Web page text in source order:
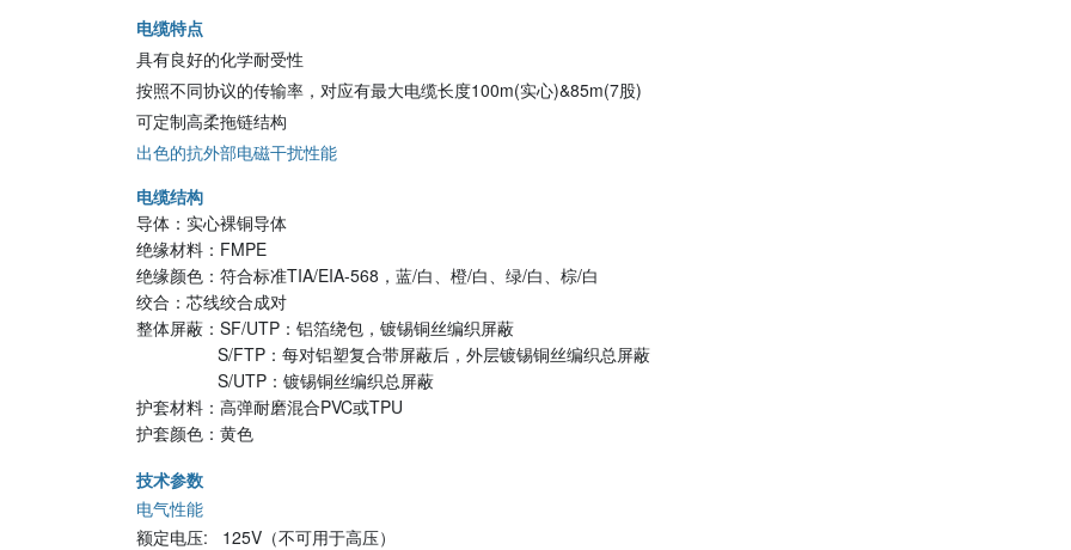
电缆特点
具有良好的化学耐受性
按照不同协议的传输率，对应有最大电缆长度100m(实心)&85m(7股)
可定制高柔拖链结构
出色的抗外部电磁干扰性能
电缆结构
导体：实心裸铜导体
绝缘材料：FMPE
绝缘颜色：符合标准TIA/EIA-568，蓝/白、橙/白、绿/白、棕/白
绞合：芯线绞合成对
整体屏蔽：SF/UTP：铝箔绕包，镀锡铜丝编织屏蔽
S/FTP：每对铝塑复合带屏蔽后，外层镀锡铜丝编织总屏蔽
S/UTP：镀锡铜丝编织总屏蔽
护套材料：高弹耐磨混合PVC或TPU
护套颜色：黄色
技术参数
电气性能
额定电压: 125V（不可用于高压）